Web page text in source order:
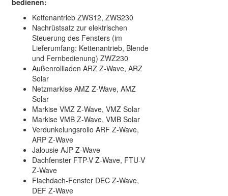
Kettenantrieb ZWS12, ZWS230
Nachrüstsatz zur elektrischen
Steuerung des Fensters (im
Lieferumfang: Kettenantrieb, Blende
und Fernbedienung) ZWZ230
Außenrollladen ARZ Z-Wave, ARZ
Solar
Netzmarkise AMZ Z-Wave, AMZ
Solar
Markise VMZ Z-Wave, VMZ Solar
Markise VMB Z-Wave, VMB Solar
Verdunkelungsrollo ARF Z-Wave,
ARP Z-Wave
Jalousie AJP Z-Wave
Dachfenster FTP-V Z-Wave, FTU-V
Z-Wave
Flachdach-Fenster DEC Z-Wave,
DEF Z-Wave